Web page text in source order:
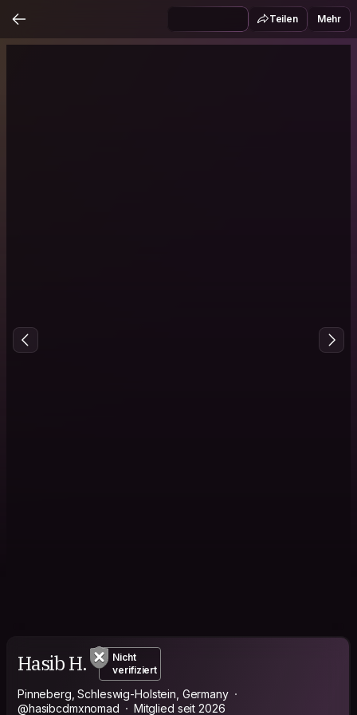
Teilen Mehr
Hasib H.
Nicht
verifiziert
Pinneberg, Schleswig-Holstein, Germany
@hasibcdmxnomad
Mitglied seit 2026